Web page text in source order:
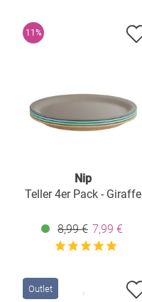
11%
Nip
Teller 4er Pack - Giraffe
8,99 € 7,99 €
Outlet